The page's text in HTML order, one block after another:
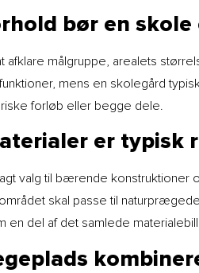
bør en
afklare målgruppe, arealets
mens en skolegård
forløb eller begge dele.
er typisk
valg til bærende
skal passe til
en del af det samlede